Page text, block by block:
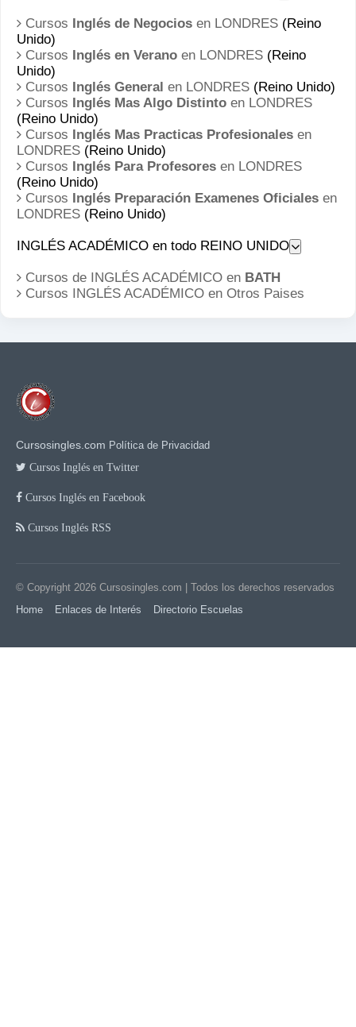
Cursos Inglés de Negocios en LONDRES (Reino
Unido)
Cursos Inglés en Verano en LONDRES (Reino
Unido)
Cursos Inglés General en LONDRES (Reino Unido)
Cursos Inglés Mas Algo Distinto en LONDRES
(Reino Unido)
Cursos Inglés Mas Practicas Profesionales en
LONDRES (Reino Unido)
Cursos Inglés Para Profesores en LONDRES
(Reino Unido)
Cursos Inglés Preparación Examenes Oficiales en
LONDRES (Reino Unido)
INGLÉS ACADÉMICO en todo REINO UNIDO
Cursos de INGLÉS ACADÉMICO en BATH
Cursos INGLÉS ACADÉMICO en Otros Paises
Cursosingles.com Política de Privacidad
Cursos Inglés en Twitter
Cursos Inglés en Facebook
Cursos Inglés RSS
© Copyright 2026 Cursosingles.com | Todos los derechos reservados
Home
Enlaces de Interés Directorio Escuelas